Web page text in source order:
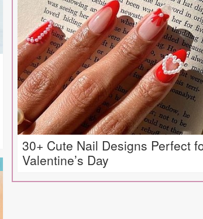
30+ Cute Nail Designs Perfect
Valentine’s Day